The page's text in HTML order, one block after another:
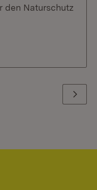
den Naturschutz
Weiter